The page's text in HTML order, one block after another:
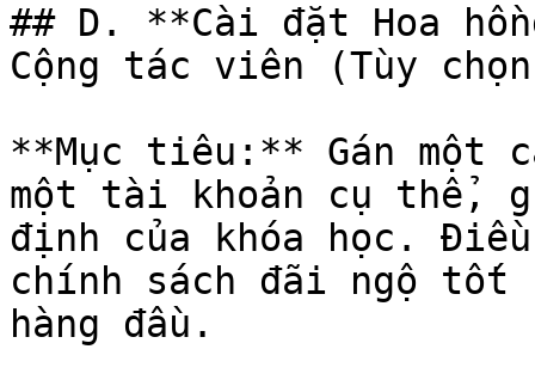
## D. **Cài đặt Hoa
Cộng tác viên (Tùy
**Mục tiêu:** Gán một
một tài khoản cụ thể,
định của khóa học.
chính sách đãi ngộ tốt
hàng đầu.